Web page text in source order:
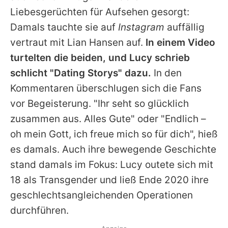
Liebesgerüchten für Aufsehen gesorgt:
Damals tauchte sie auf Instagram auffällig
vertraut mit Lian Hansen auf. In einem Video
turtelten die beiden, und Lucy schrieb
schlicht "Dating Storys" dazu. In den
Kommentaren überschlugen sich die Fans
vor Begeisterung. "Ihr seht so glücklich
zusammen aus. Alles Gute" oder "Endlich –
oh mein Gott, ich freue mich so für dich", hieß
es damals. Auch ihre bewegende Geschichte
stand damals im Fokus: Lucy outete sich mit
18 als Transgender und ließ Ende 2020 ihre
geschlechtsangleichenden Operationen
durchführen.